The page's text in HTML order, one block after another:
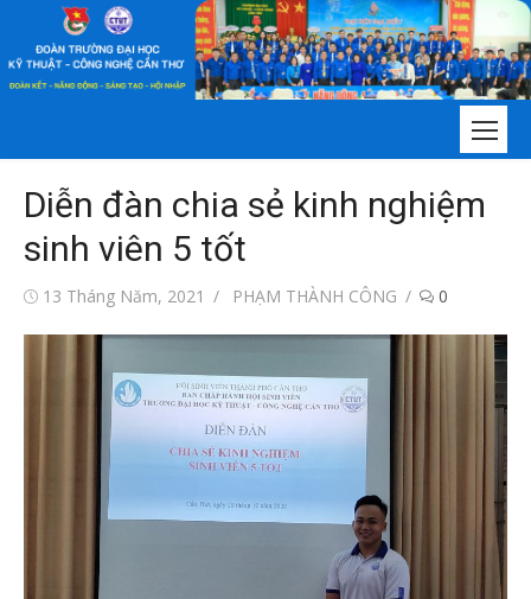
nội
Diễn đàn chia sẻ kinh nghiệm
sinh viên 5 tốt
Đăng13 Tháng Năm, 2021
Tác
PHẠM THÀNH CÔNG 0